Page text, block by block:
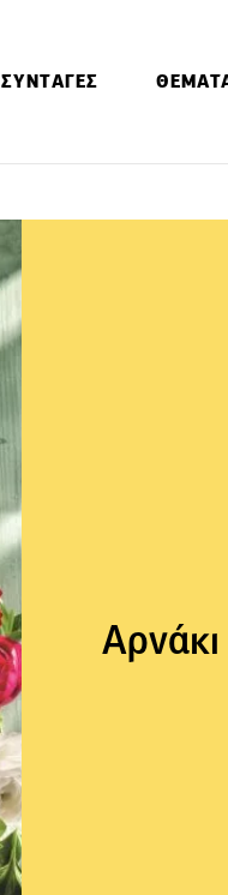
ΣΥΝΤΑΓΕΣ